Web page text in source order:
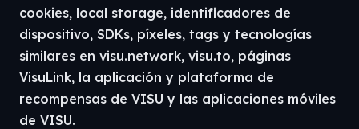
cookies, local storage, identificadores de
dispositivo, SDKs, píxeles, tags y tecnologías
similares en visu.network, visu.to, páginas
VisuLink, la aplicación y plataforma de
recompensas de VISU y las aplicaciones móviles
de VISU.